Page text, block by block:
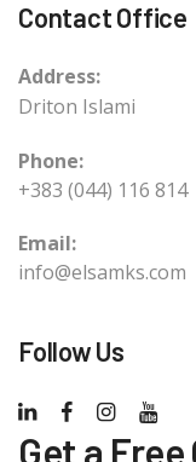
Contact Office
Address:
Driton Islami
Phone:
+383 (044) 116 814
Email:
info@elsamks.com
Follow Us
Get a Free